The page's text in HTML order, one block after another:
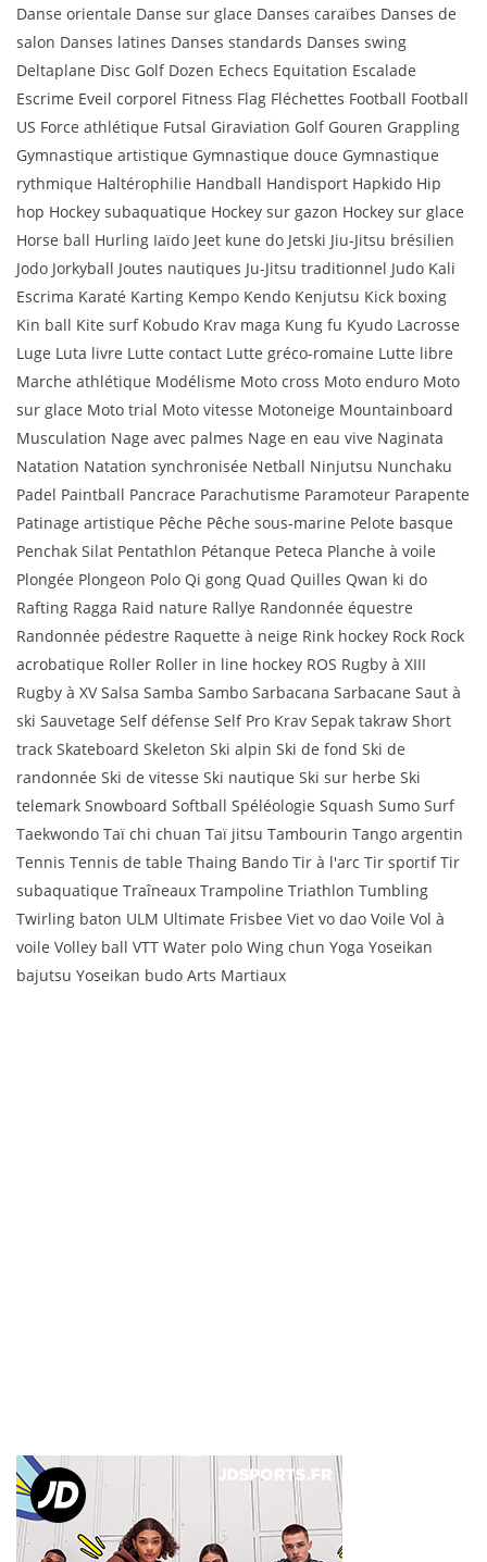
Danse orientale Danse sur glace Danses caraïbes Danses de
salon Danses latines Danses standards Danses swing
Deltaplane Disc Golf Dozen Echecs Equitation Escalade
Escrime Eveil corporel Fitness Flag Fléchettes Football Football
US Force athlétique Futsal Giraviation Golf Gouren Grappling
Gymnastique artistique Gymnastique douce Gymnastique
rythmique Haltérophilie Handball Handisport Hapkido Hip
hop Hockey subaquatique Hockey sur gazon Hockey sur glace
Horse ball Hurling Iaïdo Jeet kune do Jetski Jiu-Jitsu brésilien
Jodo Jorkyball Joutes nautiques Ju-Jitsu traditionnel Judo Kali
Escrima Karaté Karting Kempo Kendo Kenjutsu Kick boxing
Kin ball Kite surf Kobudo Krav maga Kung fu Kyudo Lacrosse
Luge Luta livre Lutte contact Lutte gréco-romaine Lutte libre
Marche athlétique Modélisme Moto cross Moto enduro Moto
sur glace Moto trial Moto vitesse Motoneige Mountainboard
Musculation Nage avec palmes Nage en eau vive Naginata
Natation Natation synchronisée Netball Ninjutsu Nunchaku
Padel Paintball Pancrace Parachutisme Paramoteur Parapente
Patinage artistique Pêche Pêche sous-marine Pelote basque
Penchak Silat Pentathlon Pétanque Peteca Planche à voile
Plongée Plongeon Polo Qi gong Quad Quilles Qwan ki do
Rafting Ragga Raid nature Rallye Randonnée équestre
Randonnée pédestre Raquette à neige Rink hockey Rock Rock
acrobatique Roller Roller in line hockey ROS Rugby à XIII
Rugby à XV Salsa Samba Sambo Sarbacana Sarbacane Saut à
ski Sauvetage Self défense Self Pro Krav Sepak takraw Short
track Skateboard Skeleton Ski alpin Ski de fond Ski de
randonnée Ski de vitesse Ski nautique Ski sur herbe Ski
telemark Snowboard Softball Spéléologie Squash Sumo Surf
Taekwondo Taï chi chuan Taï jitsu Tambourin Tango argentin
Tennis Tennis de table Thaing Bando Tir à l'arc Tir sportif Tir
subaquatique Traîneaux Trampoline Triathlon Tumbling
Twirling baton ULM Ultimate Frisbee Viet vo dao Voile Vol à
voile Volley ball VTT Water polo Wing chun Yoga Yoseikan
bajutsu Yoseikan budo Arts Martiaux